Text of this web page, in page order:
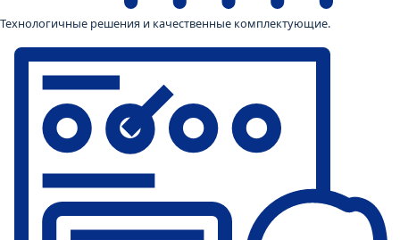
Технологичные решения и качественные комплектующие.